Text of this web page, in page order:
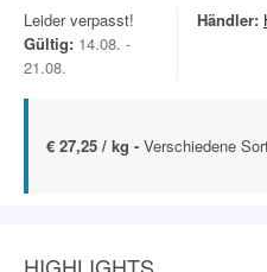
Leider verpasst!
Gültig: 14.08. -
21.08.
Händler:
€ 27,25 / kg - Verschiedene